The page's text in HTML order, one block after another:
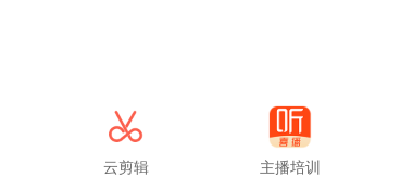
云剪辑 主播培训